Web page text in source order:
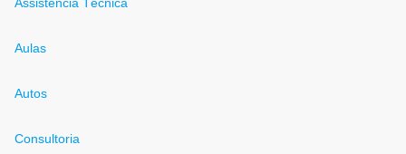
Aulas
Autos
Consultoria